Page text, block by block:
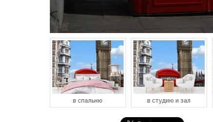
в студию и зал в кухню и столовую